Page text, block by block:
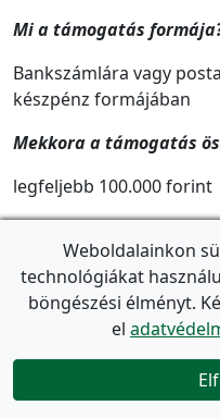
Mi a támogatás
Bankszámlára vagy
készpénz formájában
Mekkora a támogatás
legfeljebb 100.000 forint
A kérelem letölthető az
https://
nyomtatott formában
1082 Budapest Baross u.
Weboldalainkon
technológiákat
böngészési élményt.
el